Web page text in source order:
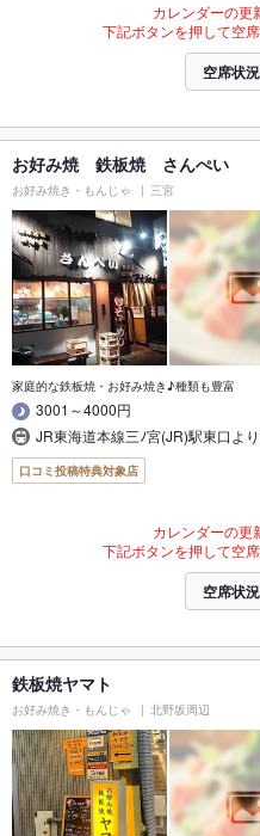
カレンダーの更
下記ボタンを押して空
空席状
お好み焼 鉄板焼 さんぺい
お好み焼き・もんじゃ 三宮
家庭的な鉄板焼・お好み焼き♪種類も豊富
3001～4000円
JR東海道本線三ﾉ宮(JR)駅東口よ
口コミ投稿特典対象店
カレンダーの更
下記ボタンを押して空
空席状
鉄板焼ヤマト
お好み焼き・もんじゃ 北野坂周辺